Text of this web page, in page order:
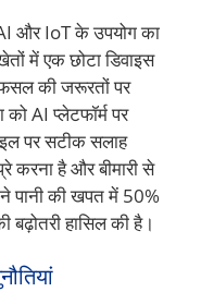
और IoT के उपयोग का
में एक छोटा डिवाइस
की जरूरतों पर
AI प्लेटफॉर्म पर
पर सटीक सलाह
करना है और बीमारी से
पानी की खपत में 50%
हासिल की है।